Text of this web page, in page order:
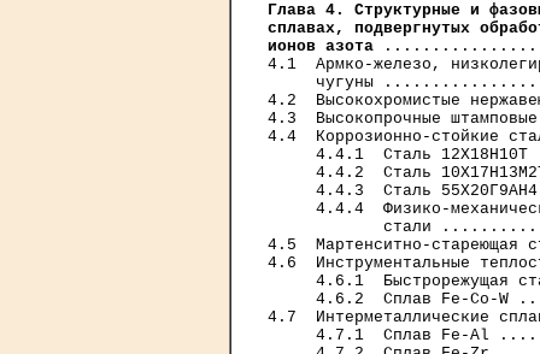
Глава 4. Структурные и
сплавах, подвергнутых
ионов азота
4.1  Армко-железо,
чугуны
4.2  Высокохромистые
4.3  Высокопрочные
4.4  Коррозионно-стойкие
4.4.1  Сталь 12Х18Н10Т
4.4.2  Сталь
4.4.3  Сталь
4.4.4  Физико-
стали
4.5  Мартенситно-
4.6  Инструментальные
4.6.1  Быстрорежущая
4.6.2  Сплав Fe-Co-W
4.7
4.7.1  Сплав Fe-Al